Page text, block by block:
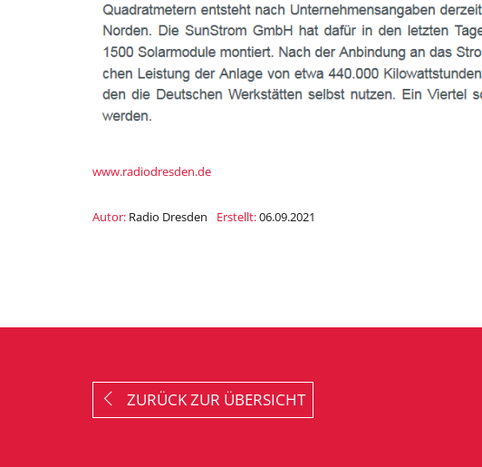
www.radiodresden.de
Autor: Radio Dresden Erstellt:06.09.2021
ZURÜCK ZUR ÜBERSICHT